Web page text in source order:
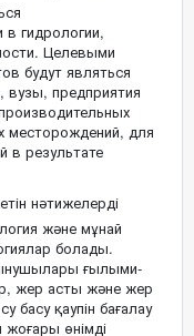
гидрологии,
Целевыми
будут являться
вузы, предприятия
месторождений, для
в результате
нәтижелерді
және мұнай
болады.
ғылыми-
жер асты және жер
басу қаупін бағалау
өнімді